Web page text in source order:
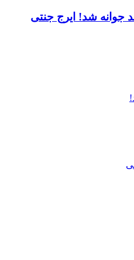
جوانه شد! ایرج جنتی